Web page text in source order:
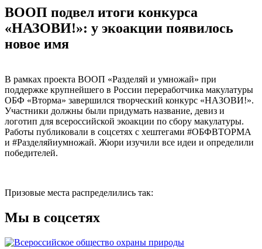
ВООП подвел итоги конкурса
«НАЗОВИ!»: у экоакции появилось
новое имя
В рамках проекта ВООП «Разделяй и умножай» при
поддержке крупнейшего в России переработчика макулатуры
ОБФ «Вторма» завершился творческий конкурс «НАЗОВИ!».
Участники должны были придумать название, девиз и
логотип для всероссийской экоакции по сбору макулатуры.
Работы публиковали в соцсетях с хештегами #ОБФВТОРМА
и #Разделяйиумножай. Жюри изучили все идеи и определили
победителей.
Призовые места распределились так:
Мы в соцсетях